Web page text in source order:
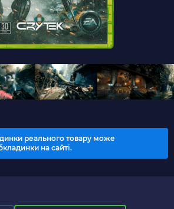
реального товару може
на сайті.